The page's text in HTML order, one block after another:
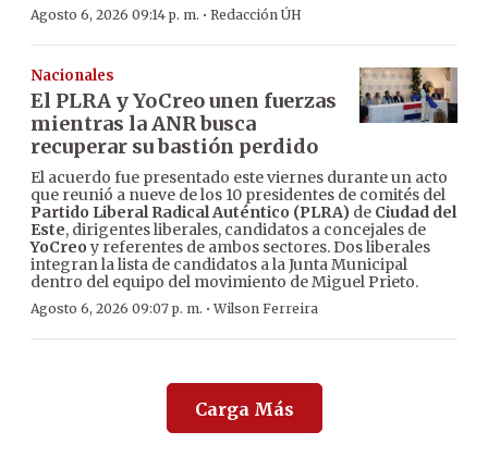
Agosto 6, 2026 09:14 p. m. · Redacción ÚH
Nacionales
El PLRA y YoCreo unen fuerzas
mientras la ANR busca
recuperar su bastión perdido
El acuerdo fue presentado este viernes durante un acto
que reunió a nueve de los 10 presidentes de comités del
Partido Liberal Radical Auténtico (PLRA) de Ciudad del
Este, dirigentes liberales, candidatos a concejales de
YoCreo y referentes de ambos sectores. Dos liberales
integran la lista de candidatos a la Junta Municipal
dentro del equipo del movimiento de Miguel Prieto.
Agosto 6, 2026 09:07 p. m. ·Wilson Ferreira
Carga Más